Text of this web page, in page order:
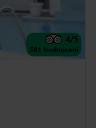
4/5
581 hodnocení